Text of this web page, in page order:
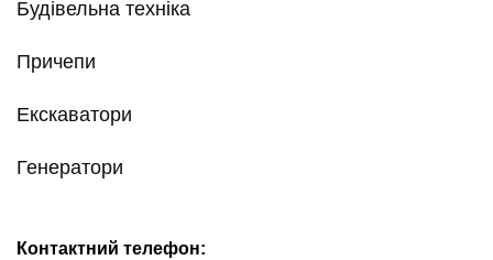
Будівельна техніка
Причепи
Екскаватори
Генератори
Контактний телефон: